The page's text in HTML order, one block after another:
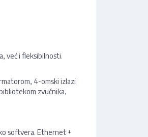
već i fleksibilnosti.
4-omski izlazi
zvučnika,
softvera. Ethernet +